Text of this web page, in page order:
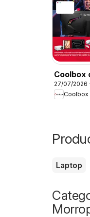
Coolbox
27/07/2026
Coolbox
Laptop